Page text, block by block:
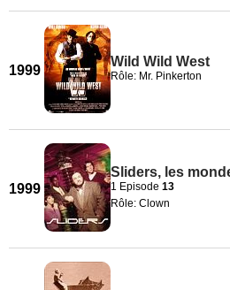
1999
Wild Wild West
Rôle: Mr. Pinkerton
1999
Sliders, les
1 Episode 13
Rôle: Clown